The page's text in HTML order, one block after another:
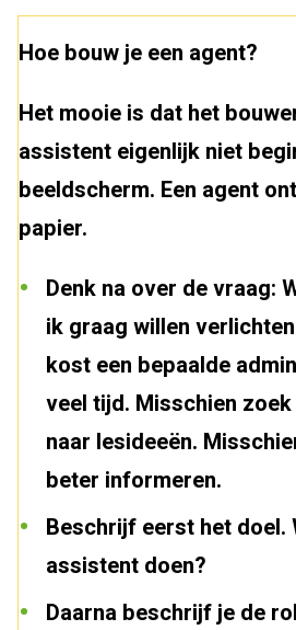
Hoe bouw je een agent?
Het mooie is dat het
assistent eigenlijk niet
beeldscherm. Een agent
papier.
Denk na over de vraag:
ik graag willen
kost een bepaalde
veel tijd. Misschien
naar lesideeën.
beter informeren.
Beschrijf eerst het doel.
assistent doen?
Daarna beschrijf je de